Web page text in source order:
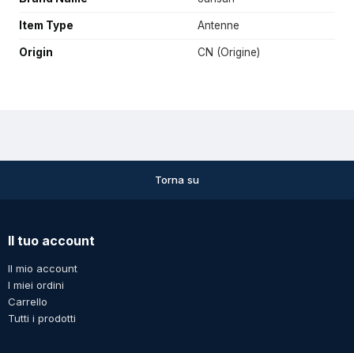
Item Type Antenne
Origin CN (Origine)
Torna su
Il tuo account
Il mio account
I miei ordini
Carrello
Tutti i prodotti